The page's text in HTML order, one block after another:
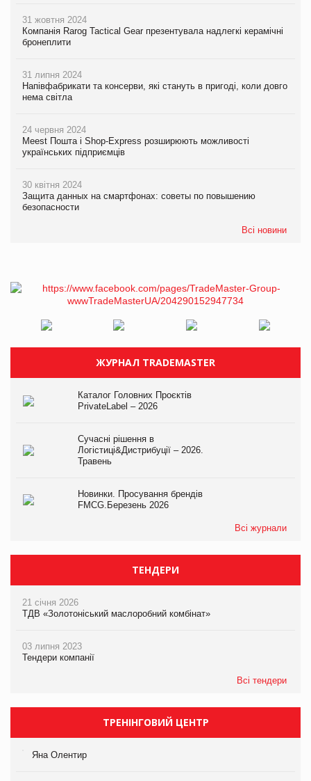
31 жовтня 2024
Компанія Rarog Tactical Gear презентувала надлегкі керамічні
бронеплити
31 липня 2024
Напівфабрикати та консерви, які стануть в пригоді, коли довго
нема світла
24 червня 2024
Meest Пошта і Shop-Express розширюють можливості
українських підприємців
30 квітня 2024
Защита данных на смартфонах: советы по повышению
безопасности
Всі новини
ЖУРНАЛ TRADEMASTER
Каталог Головних Проєктів
PrivateLabel – 2026
Сучасні рішення в
Логістиці&Дистрибуції – 2026.
Травень
Новинки. Просування брендів
FMCG.Березень 2026
Всі журнали
ТЕНДЕРИ
21 січня 2026
ТДВ «Золотоніський маслоробний комбінат»
03 липня 2023
Тендери компанії
Всі тендери
ТРЕНІНГОВИЙ ЦЕНТР
Яна Олентир